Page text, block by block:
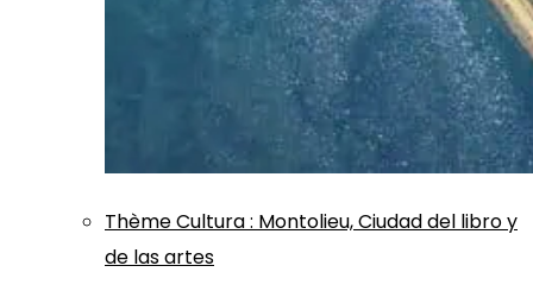
ThèmeCultura: Montolieu, Ciudad del libro y
de las artes